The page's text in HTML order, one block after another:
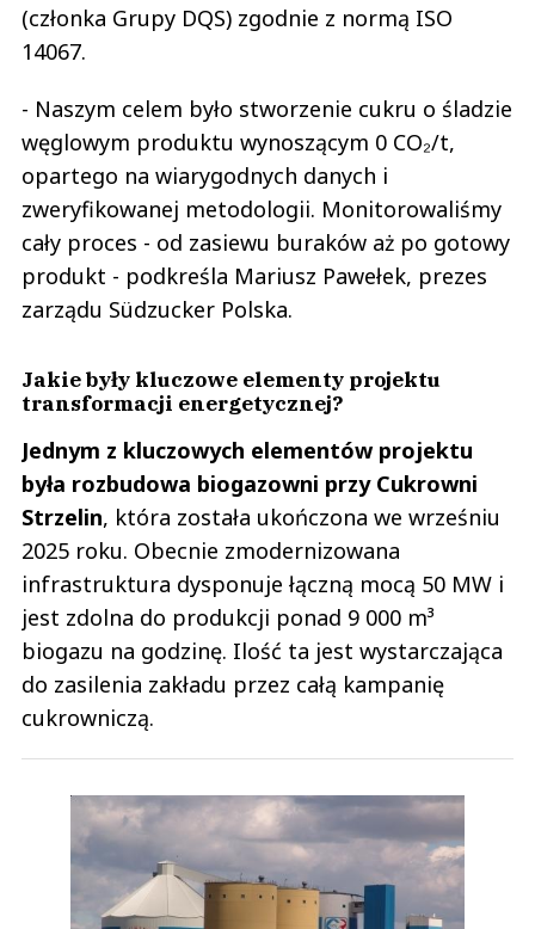
(członka Grupy DQS) zgodnie z normą ISO
14067.
- Naszym celem było stworzenie cukru o śladzie
węglowym produktu wynoszącym 0 CO₂/t,
opartego na wiarygodnych danych i
zweryfikowanej metodologii. Monitorowaliśmy
cały proces - od zasiewu buraków aż po gotowy
produkt - podkreśla Mariusz Pawełek, prezes
zarządu Südzucker Polska.
Jakie były kluczowe elementy projektu
transformacji energetycznej?
Jednym z kluczowych elementów projektu
była rozbudowa biogazowni przy Cukrowni
Strzelin, która została ukończona we wrześniu
2025 roku. Obecnie zmodernizowana
infrastruktura dysponuje łączną mocą 50 MW i
jest zdolna do produkcji ponad 9 000 m³
biogazu na godzinę. Ilość ta jest wystarczająca
do zasilenia zakładu przez całą kampanię
cukrowniczą.